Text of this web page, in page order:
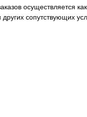
осуществляется
сопутствующих